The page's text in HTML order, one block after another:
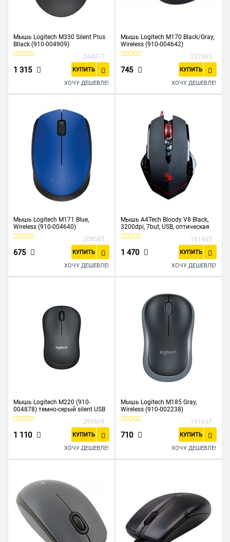
Мышь Logitech M330 Silent Plus
Bllack (910-004909)
244017
1 315 КУПИТЬ
ХОЧУ ДЕШЕВЛЕ!
Мышь Logitech M170 Black/Gray,
Wireless (910-004642)
207365
745 КУПИТЬ
ХОЧУ ДЕШЕВЛЕ!
Мышь Logitech M171 Blue,
Wireless (910-004640)
208585
675 КУПИТЬ
ХОЧУ ДЕШЕВЛЕ!
Мышь A4Tech Bloody V8 Black,
3200dpi, 7but, USB, оптическая
161465
1 470 КУПИТЬ
ХОЧУ ДЕШЕВЛЕ!
Мышь Logitech M220 (910-
004878) темно-серый silent USB
295609
1 110 КУПИТЬ
ХОЧУ ДЕШЕВЛЕ!
Мышь Logitech M185 Gray,
Wireless (910-002238)
161637
710 КУПИТЬ
ХОЧУ ДЕШЕВЛЕ!